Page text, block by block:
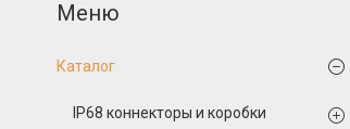
Каталог
IP68 коннекторы и коробки